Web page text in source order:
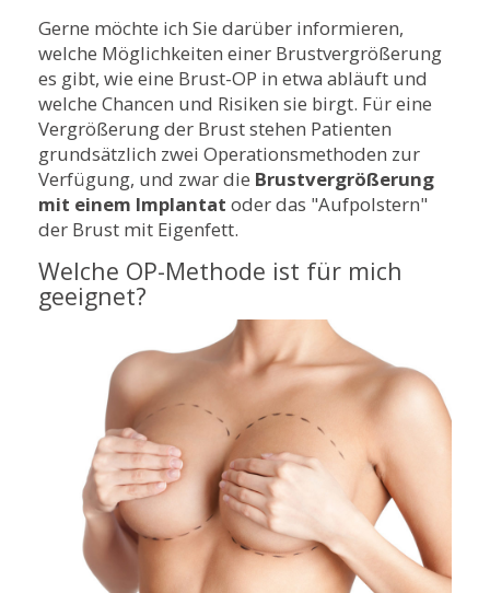
Gerne möchte ich Sie darüber informieren,
welche Möglichkeiten einer Brustvergrößerung
es gibt, wie eine Brust-OP in etwa abläuft und
welche Chancen und Risiken sie birgt. Für eine
Vergrößerung der Brust stehen Patienten
grundsätzlich zwei Operationsmethoden zur
Verfügung, und zwar die Brustvergrößerung
mit einem Implantat oder das "Aufpolstern"
der Brust mit Eigenfett.
Welche OP-Methode ist für mich
geeignet?